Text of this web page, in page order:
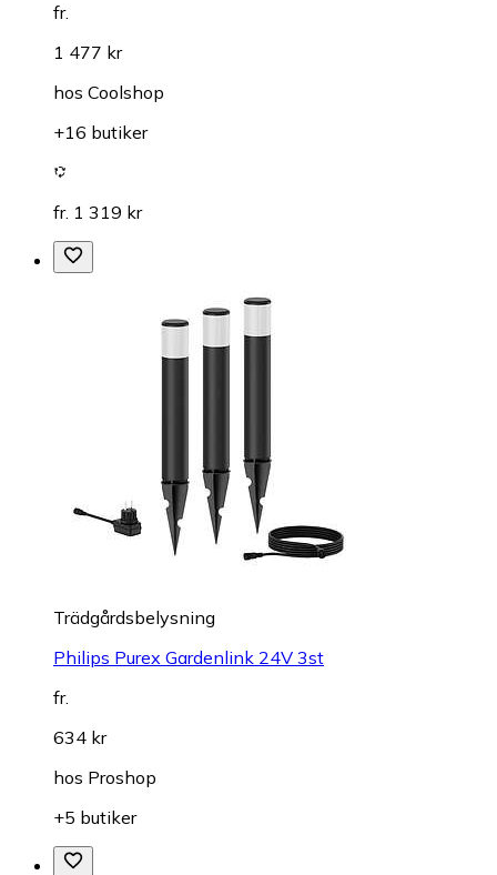
fr.
1 477 kr
hos Coolshop
+16 butiker
fr. 1 319 kr
Trädgårdsbelysning
Philips Purex Gardenlink 24V 3st
fr.
634 kr
hos Proshop
+5 butiker